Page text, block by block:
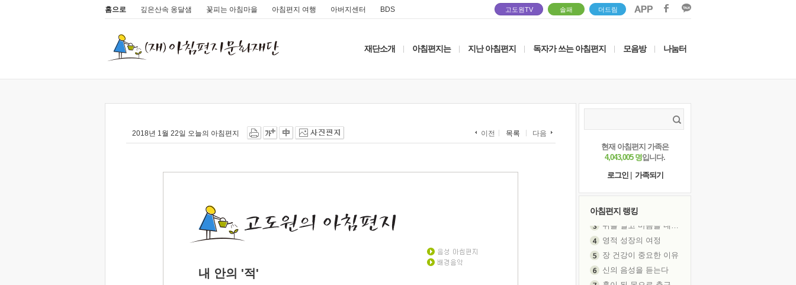
홈으로 깊은산속 옹달샘 꽃피는 아침마을 아침편지 여행 아버지센터 BDS 고도원TV 솔패 더드림
재단소개 아침편지는 지난 아침편지 독자가 쓰는 아침편지 모음방 나눔터
2018년 1월 22일 오늘의 아침편지 이전 목록 다음
내 안의 '적'
현재 아침편지 가족은
4,043,005 명입니다.
로그인
가족되기
아침편지 랭킹
영적 성장의 여정
장 건강이 중요한 이유
신의 음성을 듣는다